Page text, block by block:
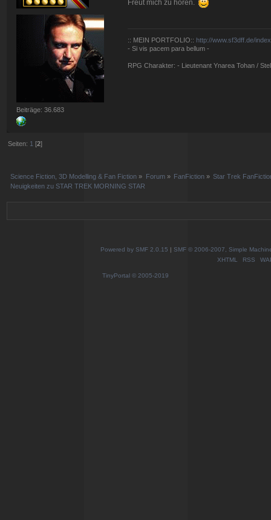
Beiträge: 36.683
Freut mich zu hören.
:: MEIN PORTFOLIO:: http://www.sf3dff.de/
- Si vis pacem para bellum -
RPG Charakter: - Lieutenant Ynarea Tohan /
Seiten: 1 [2]
Science Fiction, 3D Modelling & Fan Fiction » Forum» FanFiction » Star Trek
Neuigkeiten zu STAR TREK MORNING STAR
Powered by SMF 2.0.15 | SMF © 2006-2007, Simple
XHTML
RSS
TinyPortal © 2005-2019